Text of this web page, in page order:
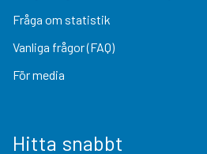
Fråga om statistik
Vanliga frågor (FAQ)
För media
Hitta snabbt